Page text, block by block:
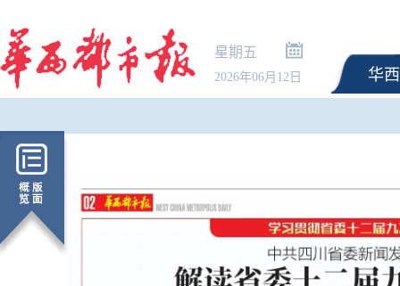
星期五
2026年06月12日 华
水防御Ⅳ级应急响应